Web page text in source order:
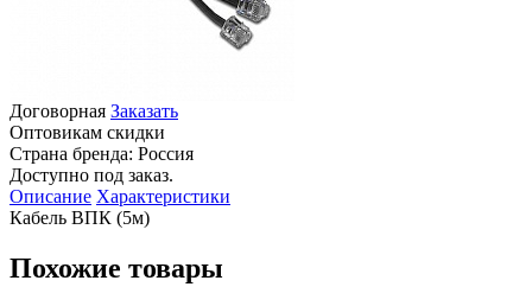
Договорная Заказать
Оптовикам скидки
Страна бренда: Россия
Доступно под заказ.
Описание Характеристики
Кабель ВПК (5м)
Похожие товары